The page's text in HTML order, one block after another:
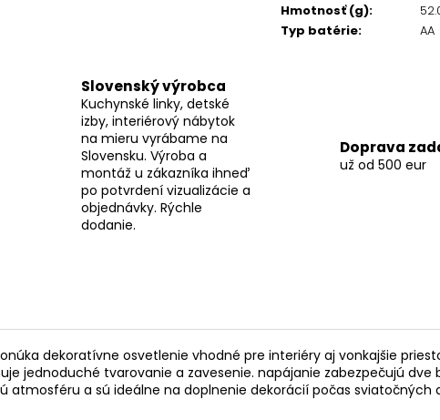
Hmotnosť (g):
Typ batérie: AA
Slovenský výrobca
Kuchynské linky, detské
izby, interiérový nábytok
na mieru vyrábame na
Slovensku. Výroba a
montáž u zákazníka ihneď
po potvrdení vizualizácie a
objednávky. Rýchle
dodanie.
Doprava
už od 500 eur
dekoratívne osvetlenie vhodné pre interiéry aj vonkajšie
jednoduché tvarovanie a zavesenie. napájanie zabezpečujú
atmosféru a sú ideálne na doplnenie dekorácií počas sviatočných